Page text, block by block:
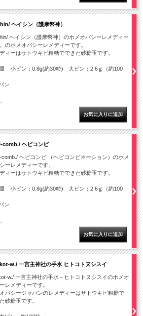
ヘイシン（護摩幣神）
ヘイシン（護摩幣神）のホメオパシーレメディー
のホメオパシーレメディーです。
ィーはサトウキビ粗糖でできた砂糖玉です。
小ビン：0.8g(約30粒) 大ビン：2.6ｇ（約100
ン
comb./ ヘビコンビ
comb./ ヘビコンビ （ヘビコンビネーション）のホメ
ーレメディーです。
ィーはサトウキビ粗糖でできた砂糖玉です。
小ビン：0.8g(約30粒) 大ビン：2.6ｇ（約100
ン
w./ 一言主神社の手水 ヒトコトヌシスイ
w./ 一言主神社の手水－ヒトコトヌシスイのホメオ
レメディーです。
パシージャパンのレメディーはサトウキビ粗糖で
砂糖玉です。